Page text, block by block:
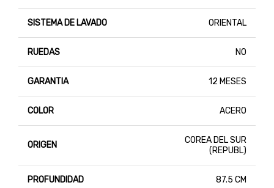
SISTEMA DE LAVADO ORIENTAL
RUEDAS NO
GARANTIA 12 MESES
COLOR ACERO
ORIGEN
COREA DEL SUR
(REPUBL)
PROFUNDIDAD 87.5 CM